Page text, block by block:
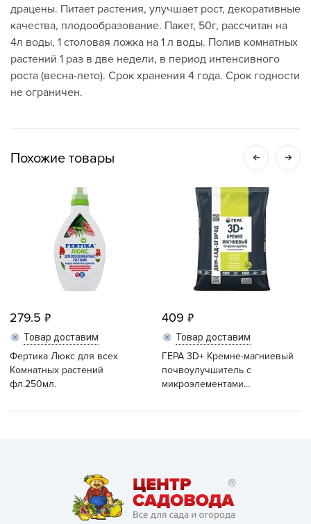
драцены. Питает растения, улучшает рост, декоративные
качества, плодообразование. Пакет, 50г, рассчитан на
4л воды, 1 столовая ложка на 1 л воды. Полив комнатных
растений 1 раз в две недели, в период интенсивного
роста (весна-лето). Срок хранения 4 года. Срок годности
не ограничен.
Похожие товары
279.5
Товар доставим
Фертика Люкс для всех
Комнатных растений
фл.250мл.
409
Товар доставим
ГЕРА 3D+ Кремне-магниевый
почвоулучшитель с
микроэлементами...